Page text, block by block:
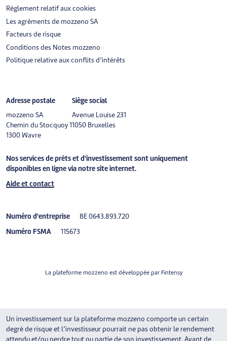
Règlement relatif aux cookies
Les agréments de mozzeno SA
Facteurs de risque
Conditions des Notes mozzeno
Politique relative aux conflits d’intérêts
Adresse postale
mozzeno SA
Chemin du Stocquoy 1
1300 Wavre
Siège social
Avenue Louise 231
1050 Bruxelles
Numéro d'entreprise BE 0643.893.720
Numéro FSMA 115673
Nos services de prêts et d'investissement sont uniquement
disponibles en ligne via notre site internet.
Aide et contact
La plateforme mozzeno est développée par Fintensy
Un investissement sur la plateforme mozzeno comporte un certain
degré de risque et l’investisseur pourrait ne pas obtenir le rendement